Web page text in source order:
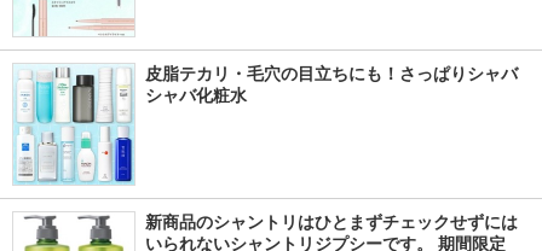
皮脂テカリ・毛穴の目立ちにも！さっぱりシャバ
シャバ化粧水
新商品のシャントリはひとまずチェックせずには
いられないシャントリジプシーです。 期間限定